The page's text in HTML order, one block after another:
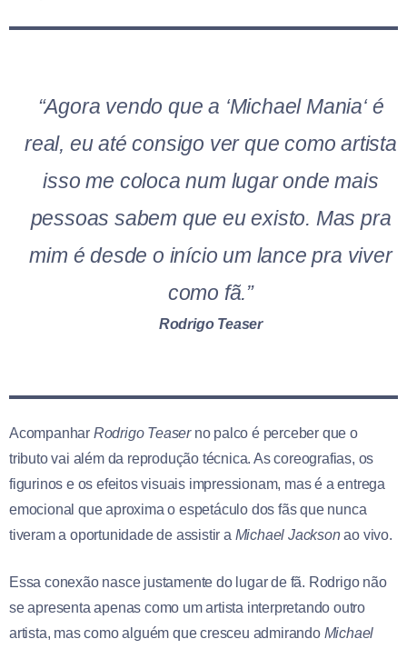
“Agora vendo que a ‘Michael Mania‘ é
real, eu até consigo ver que como artista
isso me coloca num lugar onde mais
pessoas sabem que eu existo. Mas pra
mim é desde o início um lance pra viver
como fã.”
Rodrigo Teaser
Acompanhar Rodrigo Teaserno palco é perceber que o
tributo vai além da reprodução técnica. As coreografias, os
figurinos e os efeitos visuais impressionam, mas é a entrega
emocional que aproxima o espetáculo dos fãs que nunca
tiveram a oportunidade de assistir a Michael Jacksonao vivo.
Essa conexão nasce justamente do lugar de fã. Rodrigo não
se apresenta apenas como um artista interpretando outro
artista, mas como alguém que cresceu admirando Michael